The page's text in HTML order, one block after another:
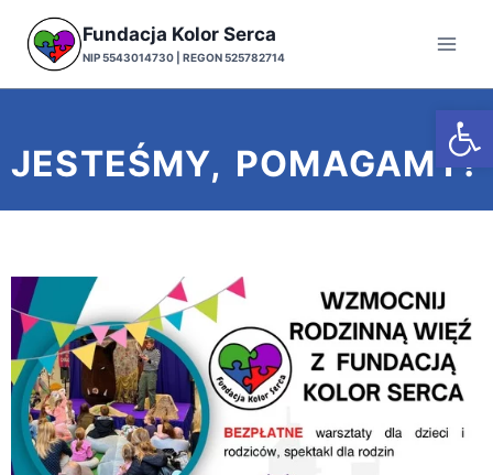
Fundacja Kolor Serca
NIP 5543014730 | REGON 525782714
JESTEŚMY, POMAGAMY!